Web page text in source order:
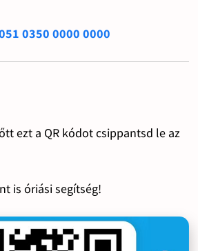
0350 0000 0000
ezt a QR kódot csippantsd le az
is óriási segítség!